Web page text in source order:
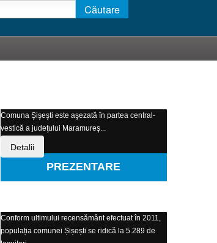
Comuna Şişeşti este aşezată în partea central-
vestică a judeţului Maramureş...
Detalii
PREZENTARE
Conform ultimului recensământ efectuat în 2011,
populația comunei Șișești se ridică la 5.289 de